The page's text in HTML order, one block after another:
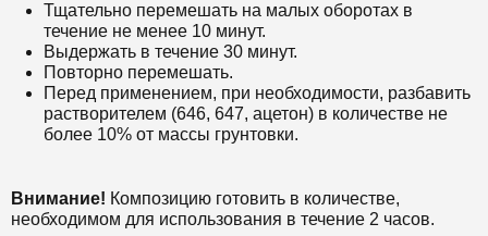
Тщательно перемешать на малых оборотах в
течение не менее 10 минут.
Выдержать в течение 30 минут.
Повторно перемешать.
Перед применением, при необходимости, разбавить
растворителем (646, 647, ацетон) в количестве не
более 10% от массы грунтовки.
Внимание! Композицию готовить в количестве,
необходимом для использования в течение 2 часов.